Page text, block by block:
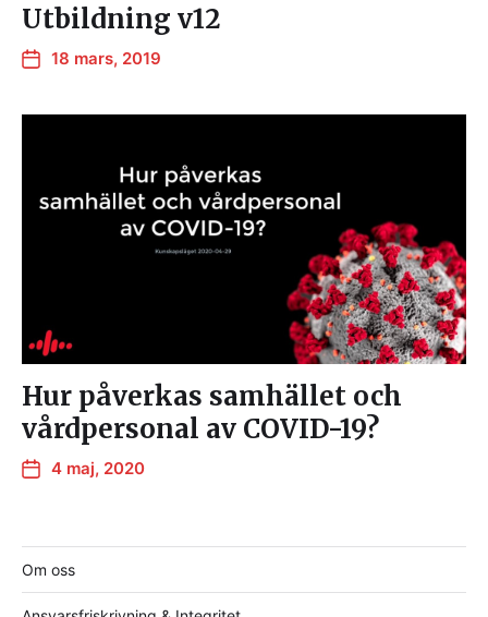
Utbildning v12
18 mars, 2019
Hur påverkas samhället och
vårdpersonal av COVID-19?
4 maj, 2020
Om oss